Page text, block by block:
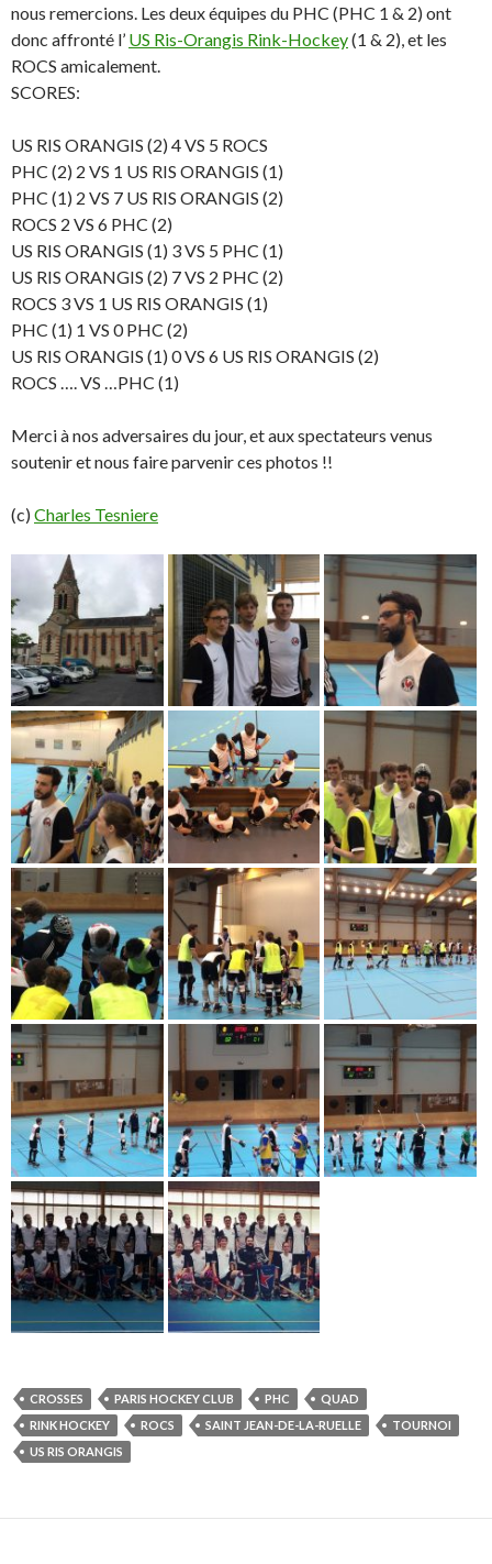
nous remercions. Les deux équipes du PHC (PHC 1 & 2) ont
donc affronté l’ US Ris-Orangis Rink-Hockey(1 & 2), et les
ROCS amicalement.
SCORES:
US RIS ORANGIS (2) 4 VS 5 ROCS
PHC (2) 2 VS 1 US RIS ORANGIS (1)
PHC (1) 2 VS 7 US RIS ORANGIS (2)
ROCS 2 VS 6 PHC (2)
US RIS ORANGIS (1) 3 VS 5 PHC (1)
US RIS ORANGIS (2) 7 VS 2 PHC (2)
ROCS 3 VS 1 US RIS ORANGIS (1)
PHC (1) 1 VS 0 PHC (2)
US RIS ORANGIS (1) 0 VS 6 US RIS ORANGIS (2)
ROCS …. VS …PHC (1)
Merci à nos adversaires du jour, et aux spectateurs venus
soutenir et nous faire parvenir ces photos !!
(c) Charles Tesniere
CROSSES PARIS HOCKEY CLUB PHC
QUAD
RINK HOCKEY
ROCS SAINT JEAN-DE-LA-RUELLE
TOURNOI
US RIS ORANGIS